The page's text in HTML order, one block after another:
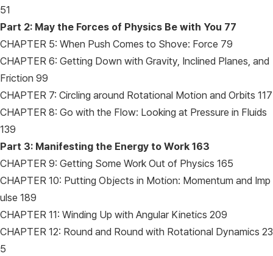
51
Part 2: May the Forces of Physics Be with You 77
CHAPTER 5: When Push Comes to Shove: Force 79
CHAPTER 6: Getting Down with Gravity, Inclined Planes, and
Friction 99
CHAPTER 7: Circling around Rotational Motion and Orbits 117
CHAPTER 8: Go with the Flow: Looking at Pressure in Fluids
139
Part 3: Manifesting the Energy to Work 163
CHAPTER 9: Getting Some Work Out of Physics 165
CHAPTER 10: Putting Objects in Motion: Momentum and Imp
ulse 189
CHAPTER 11: Winding Up with Angular Kinetics 209
CHAPTER 12: Round and Round with Rotational Dynamics 23
5